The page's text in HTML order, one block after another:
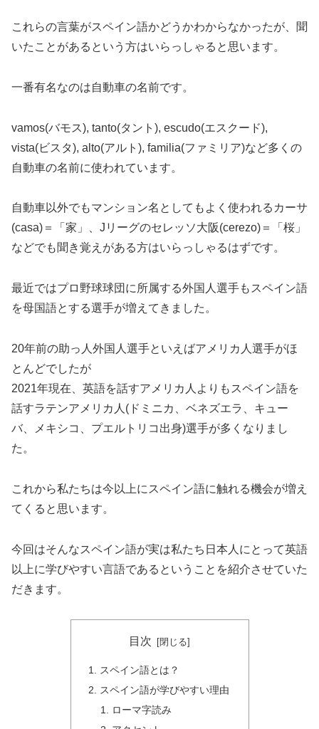
これらの言葉がスペイン語かどうかわからなかったが、聞
いたことがあるという方はいらっしゃると思います。
一番有名なのは自動車の名前です。
vamos(バモス), tanto(タント), escudo(エスクード),
vista(ビスタ), alto(アルト), familia(ファミリア)など多くの
自動車の名前に使われています。
自動車以外でもマンション名としてもよく使われるカーサ
(casa)＝「家」、Jリーグのセレッソ大阪(cerezo)＝「桜」
などでも聞き覚えがある方はいらっしゃるはずです。
最近ではプロ野球球団に所属する外国人選手もスペイン語
を母国語とする選手が増えてきました。
20年前の助っ人外国人選手といえばアメリカ人選手がほ
とんどでしたが
2021年現在、英語を話すアメリカ人よりもスペイン語を
話すラテンアメリカ人(ドミニカ、ベネズエラ、キュー
バ、メキシコ、プエルトリコ出身)選手が多くなりまし
た。
これから私たちは今以上にスペイン語に触れる機会が増え
てくると思います。
今回はそんなスペイン語が実は私たち日本人にとって英語
以上に学びやすい言語であるということを紹介させていた
だきます。
目次
スペイン語とは？
スペイン語が学びやすい理由
ローマ字読み